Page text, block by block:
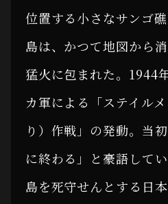
位置する小さなサンゴ
島は、かつて地図から
猛火に包まれた。1944
カ軍による「ステイル
り）作戦」の発動。当
に終わる」と豪語して
島を死守せんとする日